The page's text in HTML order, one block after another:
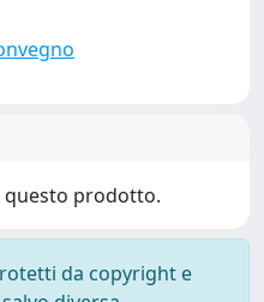
questo prodotto.
da copyright e